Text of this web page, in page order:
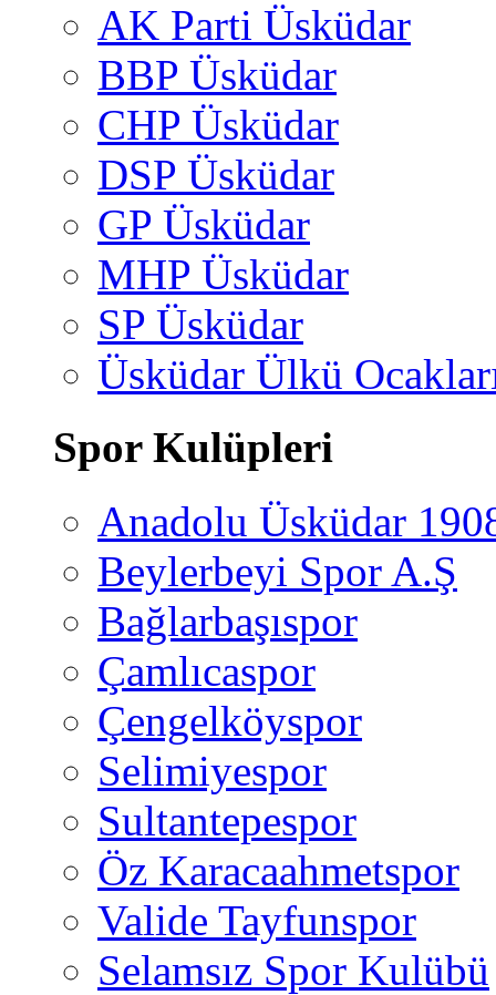
AK Parti Üsküdar
BBP Üsküdar
CHP Üsküdar
DSP Üsküdar
GP Üsküdar
MHP Üsküdar
SP Üsküdar
Üsküdar Ülkü
Spor Kulüpleri
Anadolu Üsküdar
Beylerbeyi Spor A.Ş
Bağlarbaşıspor
Çamlıcaspor
Çengelköyspor
Selimiyespor
Sultantepespor
Öz Karacaahmetspor
Valide Tayfunspor
Selamsız Spor Kulübü